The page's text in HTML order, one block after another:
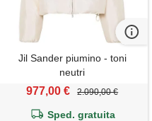
Jil Sander piumino - toni
neutri
977,00 € 2.090,00 €
Sped. gratuita